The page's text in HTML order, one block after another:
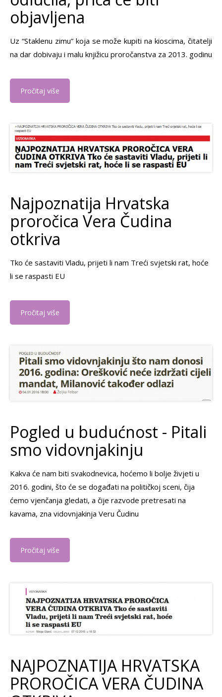
objavljena
Uz “Staklenu zimu” koja se može kupiti na kioscima, čitatelji
na dar dobivaju i malu knjižicu proročanstva za 2013. godinu
Pročitaj više
Najpoznatija Hrvatska
proročica Vera Čudina
otkriva
Tko će sastaviti Vladu, prijeti li nam Treći svjetski rat, hoće
li se raspasti EU
Pročitaj više
Pogled u budućnost - Pitali
smo vidovnjakinju
Kakva će nam biti svakodnevica, hoćemo li bolje živjeti u
2016. godini, što će se događati na političkoj sceni, čija
ćemo vjenčanja gledati, a čije razvode pretresati na
kavama, zna vidovnjakinja Veru Čudinu
Pročitaj više
NAJPOZNATIJA HRVATSKA
PROROČICA VERA ČUDINA